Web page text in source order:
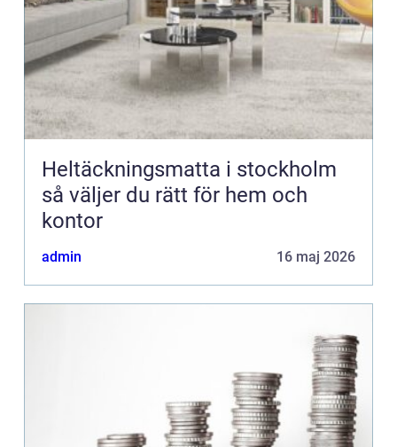
Heltäckningsmatta i stockholm
så väljer du rätt för hem och
kontor
admin 16 maj 2026